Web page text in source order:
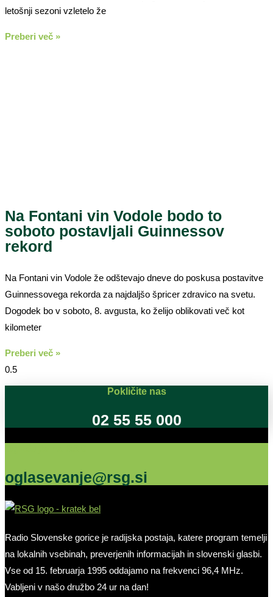
letošnji sezoni vzletelo že
Preberi več »
Na Fontani vin Vodole bodo to
soboto postavljali Guinnessov
rekord
Na Fontani vin Vodole že odštevajo dneve do poskusa postavitve
Guinnessovega rekorda za najdaljšo špricer zdravico na svetu.
Dogodek bo v soboto, 8. avgusta, ko želijo oblikovati več kot
kilometer
Preberi več »
Pokličite nas
02 55 55 000
oglasevanje@rsg.si
Radio Slovenske gorice je radijska postaja, katere program temelji
na lokalnih vsebinah, preverjenih informacijah in slovenski glasbi.
Vse od 15. februarja 1995 oddajamo na frekvenci 96,4 MHz.
Vabljeni v našo družbo 24 ur na dan!